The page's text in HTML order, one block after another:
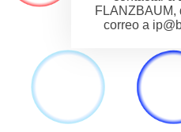
FLANZBAUM,
correo a